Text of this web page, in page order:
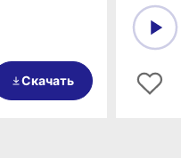
Скачать